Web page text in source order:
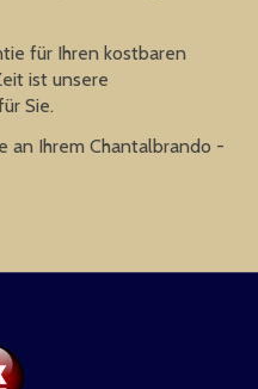
für Ihren kostbaren
ist unsere
Sie.
an Ihrem Chantalbrando -